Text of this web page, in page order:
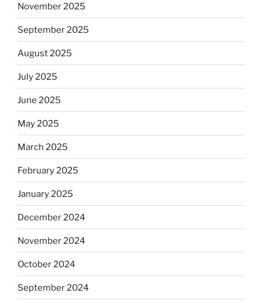
November 2025
September 2025
August 2025
July 2025
June 2025
May 2025
March 2025
February 2025
January 2025
December 2024
November 2024
October 2024
September 2024